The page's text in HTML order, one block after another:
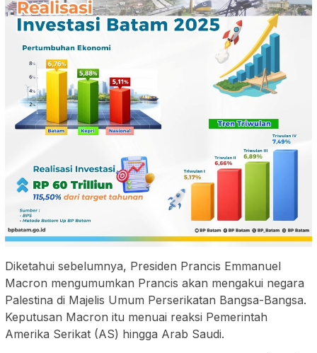
Diketahui sebelumnya, Presiden Prancis Emmanuel
Macron mengumumkan Prancis akan mengakui negara
Palestina di Majelis Umum Perserikatan Bangsa-Bangsa.
Keputusan Macron itu menuai reaksi Pemerintah
Amerika Serikat (AS) hingga Arab Saudi.